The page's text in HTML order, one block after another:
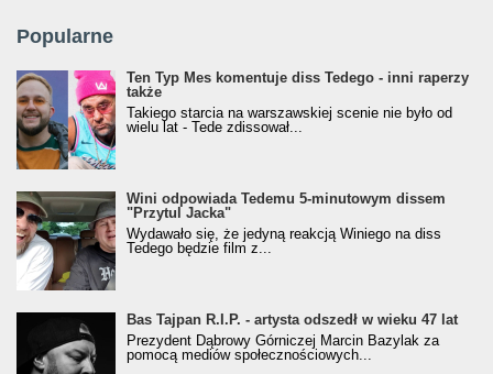
Popularne
Ten Typ Mes komentuje diss Tedego - inni raperzy
także
Takiego starcia na warszawskiej scenie nie było od
wielu lat - Tede zdissował...
Wini odpowiada Tedemu 5-minutowym dissem
"Przytul Jacka"
Wydawało się, że jedyną reakcją Winiego na diss
Tedego będzie film z...
Bas Tajpan R.I.P. - artysta odszedł w wieku 47 lat
Prezydent Dąbrowy Górniczej Marcin Bazylak za
pomocą mediów społecznościowych...